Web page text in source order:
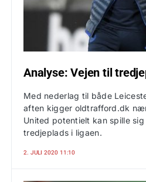
Analyse: Vejen til
Med nederlag til både
aften kigger oldtrafford.dk
United potentielt kan spille
tredjeplads i ligaen.
2. JULI 2020 11:10